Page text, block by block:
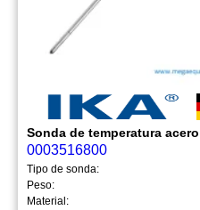
Sonda de temperatura
0003516800
Tipo de sonda:
Peso:
Material: